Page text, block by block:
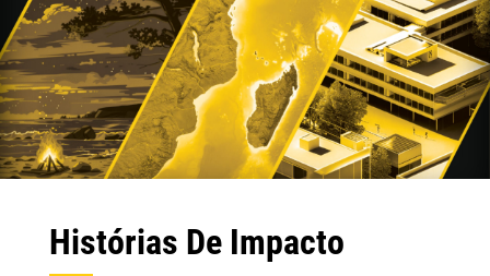
Histórias De Impacto